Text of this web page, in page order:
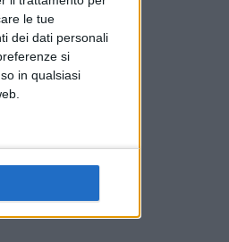
le tue
dei dati personali
si
in qualsiasi